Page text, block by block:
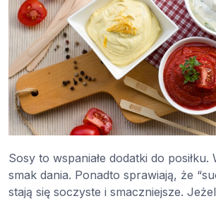
Sosy to wspaniałe dodatki do posiłku.
smak dania. Ponadto sprawiają, że
stają się soczyste i smaczniejsze.